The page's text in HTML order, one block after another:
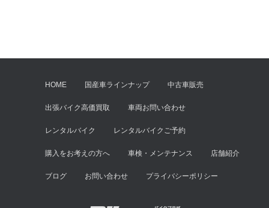
HOME 国産車ラインナップ 中古車販売
出張バイク高価買取 車両お問い合わせ
レンタルバイク レンタルバイクご予約
購入をお考えの方へ 車検・メンテナンス 店舗紹介
ブログ お問い合わせ プライバシーポリシー